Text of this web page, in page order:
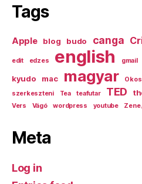
Tags
Apple blog budo canga
edit edzes english gmail
kyudo
mac magyar
szerkeszteni Tea teafutar TED
Vers
Vágó wordpress youtube Zene
Meta
Log in